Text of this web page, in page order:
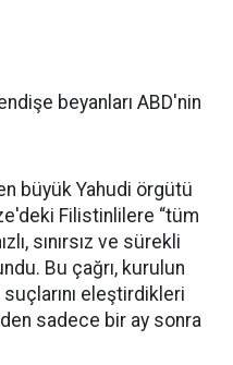
beyanları ABD'nin
büyük Yahudi örgütü
Filistinlilere “tüm
sınırsız ve sürekli
Bu çağrı, kurulun
eleştirdikleri
sadece bir ay sonra